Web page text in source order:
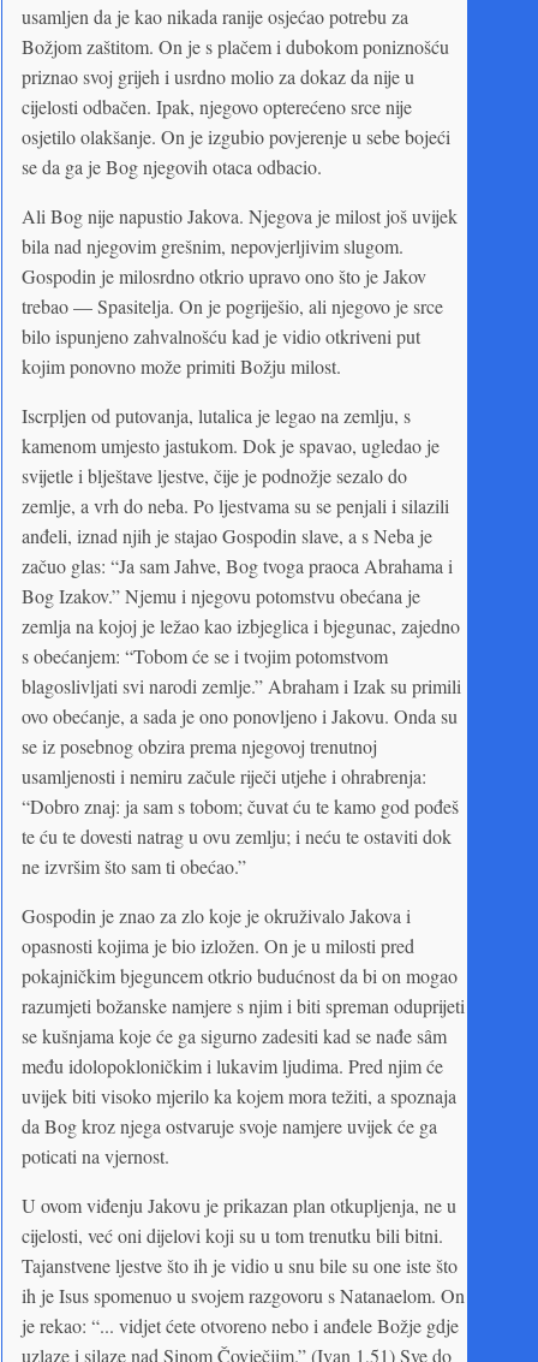
usamljen da je kao nikada ranije osjećao potrebu za
Božjom zaštitom. On je s plačem i dubokom poniznošću
priznao svoj grijeh i usrdno molio za dokaz da nije u
cijelosti odbačen. Ipak, njegovo opterećeno srce nije
osjetilo olakšanje. On je izgubio povjerenje u sebe bojeći
se da ga je Bog njegovih otaca odbacio.
Ali Bog nije napustio Jakova. Njegova je milost još uvijek
bila nad njegovim grešnim, nepovjerljivim slugom.
Gospodin je milosrdno otkrio upravo ono što je Jakov
trebao — Spasitelja. On je pogriješio, ali njegovo je srce
bilo ispunjeno zahvalnošću kad je vidio otkriveni put
kojim ponovno može primiti Božju milost.
Iscrpljen od putovanja, lutalica je legao na zemlju, s
kamenom umjesto jastukom. Dok je spavao, ugledao je
svijetle i blještave ljestve, čije je podnožje sezalo do
zemlje, a vrh do neba. Po ljestvama su se penjali i silazili
anđeli, iznad njih je stajao Gospodin slave, a s Neba je
začuo glas: “Ja sam Jahve, Bog tvoga praoca Abrahama i
Bog Izakov.” Njemu i njegovu potomstvu obećana je
zemlja na kojoj je ležao kao izbjeglica i bjegunac, zajedno
s obećanjem: “Tobom će se i tvojim potomstvom
blagoslivljati svi narodi zemlje.” Abraham i Izak su primili
ovo obećanje, a sada je ono ponovljeno i Jakovu. Onda su
se iz posebnog obzira prema njegovoj trenutnoj
usamljenosti i nemiru začule riječi utjehe i ohrabrenja:
“Dobro znaj: ja sam s tobom; čuvat ću te kamo god pođeš
te ću te dovesti natrag u ovu zemlju; i neću te ostaviti dok
ne izvršim što sam ti obećao.”
Gospodin je znao za zlo koje je okruživalo Jakova i
opasnosti kojima je bio izložen. On je u milosti pred
pokajničkim bjeguncem otkrio budućnost da bi on mogao
razumjeti božanske namjere s njim i biti spreman oduprijeti
se kušnjama koje će ga sigurno zadesiti kad se nađe sâm
među idolopokloničkim i lukavim ljudima. Pred njim će
uvijek biti visoko mjerilo ka kojem mora težiti, a spoznaja
da Bog kroz njega ostvaruje svoje namjere uvijek će ga
poticati na vjernost.
U ovom viđenju Jakovu je prikazan plan otkupljenja, ne u
cijelosti, već oni dijelovi koji su u tom trenutku bili bitni.
Tajanstvene ljestve što ih je vidio u snu bile su one iste što
ih je Isus spomenuo u svojem razgovoru s Natanaelom. On
je rekao: “... vidjet ćete otvoreno nebo i anđele Božje gdje
uzlaze i silaze nad Sinom Čovječjim.” (Ivan 1,51) Sve do